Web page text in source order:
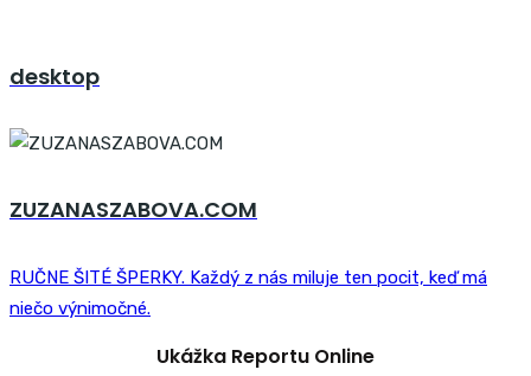
desktop
ZUZANASZABOVA.COM
RUČNE ŠITÉ ŠPERKY. Každý z nás miluje ten pocit, keď má
niečo výnimočné.
Ukážka Reportu Online